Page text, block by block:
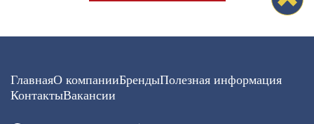
ГлавнаяО компанииБрендыПолезная информация
КонтактыВакансии